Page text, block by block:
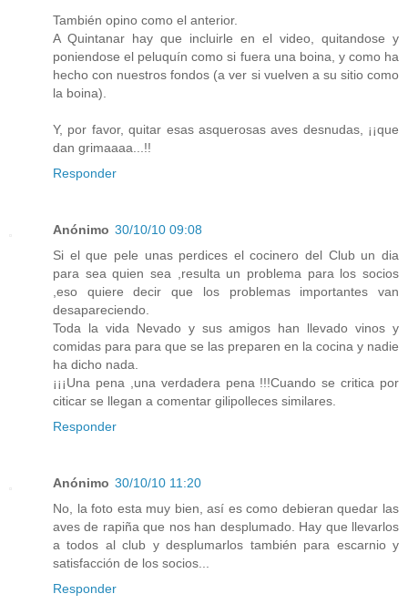
También opino como el anterior.
A Quintanar hay que incluirle en el video, quitandose y
poniendose el peluquín como si fuera una boina, y como ha
hecho con nuestros fondos (a ver si vuelven a su sitio como
la boina).
Y, por favor, quitar esas asquerosas aves desnudas, ¡¡que
dan grimaaaa...!!
Responder
Anónimo 30/10/10 09:08
Si el que pele unas perdices el cocinero del Club un dia
para sea quien sea ,resulta un problema para los socios
,eso quiere decir que los problemas importantes van
desapareciendo.
Toda la vida Nevado y sus amigos han llevado vinos y
comidas para para que se las preparen en la cocina y nadie
ha dicho nada.
¡¡¡Una pena ,una verdadera pena !!!Cuando se critica por
citicar se llegan a comentar gilipolleces similares.
Responder
Anónimo 30/10/10 11:20
No, la foto esta muy bien, así es como debieran quedar las
aves de rapiña que nos han desplumado. Hay que llevarlos
a todos al club y desplumarlos también para escarnio y
satisfacción de los socios...
Responder